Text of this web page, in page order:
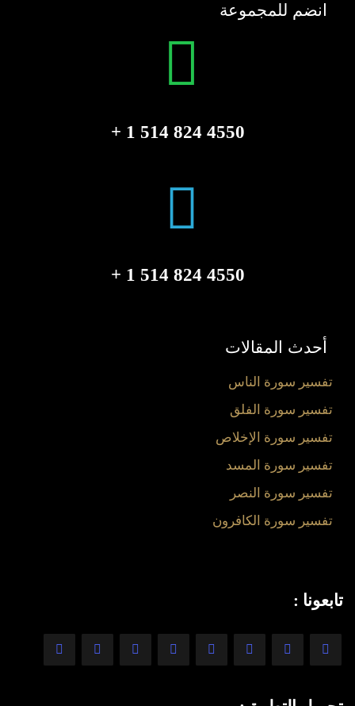
انضم للمجموعة
4550 824 514 1 +
4550 824 514 1 +
أحدث المقالات
تفسير سورة الناس
تفسير سورة الفلق
تفسير سورة الإخلاص
تفسير سورة المسد
تفسير سورة النصر
تفسير سورة الكافرون
تابعونا :